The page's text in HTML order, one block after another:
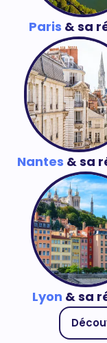
Paris & sa
Nantes & sa
Lyon & sa